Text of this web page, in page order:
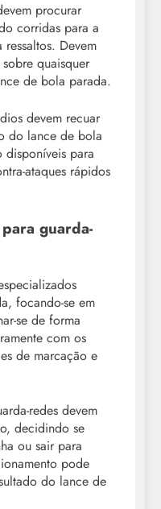
procurar
corridas para a
Devem
quaisquer
de bola parada.
devem recuar
do lance de bola
disponíveis para
ataques rápidos
guarda-
focando-se em
se de forma
com os
de marcação e
redes devem
decidindo se
ou sair para
pode
do lance de